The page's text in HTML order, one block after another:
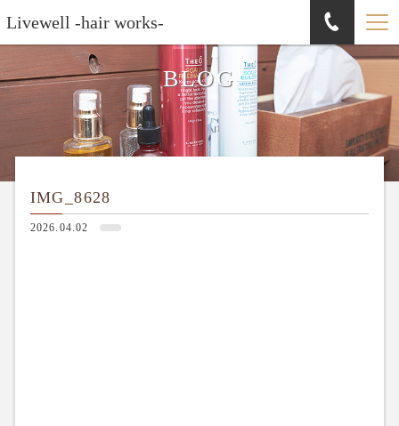
Livewell -hair works-
BLOG
IMG_8628
2026.04.02